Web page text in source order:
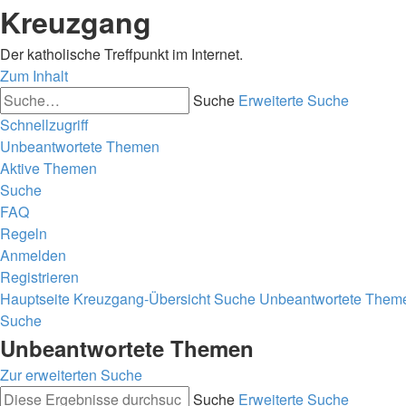
Kreuzgang
Der katholische Treffpunkt im Internet.
Zum Inhalt
Suche Erweiterte Suche
Schnellzugriff
Unbeantwortete Themen
Aktive Themen
Suche
FAQ
Regeln
Anmelden
Registrieren
Hauptseite Kreuzgang-ÜbersichtSuche Unbeantwortete
Suche
Unbeantwortete Themen
Zur erweiterten Suche
Suche Erweiterte Suche